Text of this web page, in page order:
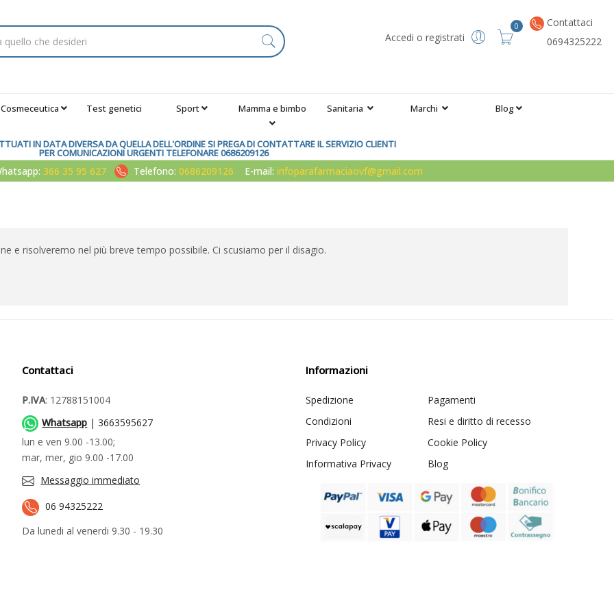
Accedi o registrati
0
Contattaci
0694325222
Cosmeceutica Test genetici Sport Mamma e bimbo Sanitaria Marchi Blog
IN DATA DIVERSA DA QUELLA DELL'ORDINE SI PREGA DI CONTATTARE IL SERVIZIO CLIENTI
PER COMUNICAZIONI URGENTI TELEFONARE 0686209126
366 35 95 627 Telefono:0686209126 E-mail:infoparafarmaciaovf@gmail.com
e risolveremo nel più breve tempo possibile. Ci scusiamo per il disagio.
Contattaci
P.IVA: 12788151004
Whatsapp | 3663595627
lun e ven 9.00 -13.00;
mar, mer, gio 9.00 -17.00
Messaggio immediato
06 94325222
Da lunedi al venerdi 9.30 - 19.30
Informazioni
Spedizione
Pagamenti
Condizioni
Resi e diritto di recesso
Privacy Policy
Cookie Policy
Informativa Privacy
Blog